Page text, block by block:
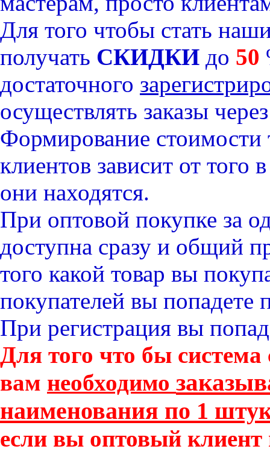
Для того чтобы стать
получать СКИДКИ до 50
достаточного
осуществлять заказы
Формирование стоимости
клиентов зависит от того
они находятся.
При оптовой покупке за
доступна сразу и общий
того какой товар вы
покупателей вы попадете
При регистрация вы
Для того что бы
вам необходимо
наименования по 1
если вы оптовый клиент